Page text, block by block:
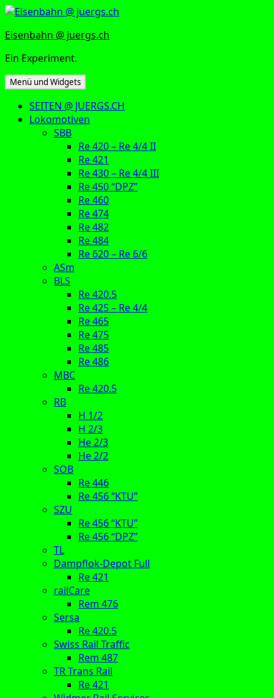
Zum
springen
Eisenbahn @ juergs.ch
Ein Experiment.
Menü und Widgets
SEITEN @ JUERGS.CH
Lokomotiven
SBB
Re 420 – Re 4/4 II
Re 421
Re 430 – Re 4/4 III
Re 450 “DPZ”
Re 460
Re 474
Re 482
Re 484
Re 620 – Re 6/6
ASm
BLS
Re 420.5
Re 425 – Re 4/4
Re 465
Re 475
Re 485
Re 486
MBC
Re 420.5
RB
H 1/2
H 2/3
He 2/3
He 2/2
SOB
Re 446
Re 456 “KTU”
SZU
Re 456 “KTU”
Re 456 “DPZ”
TL
Dampflok-Depot Full
Re 421
railCare
Rem 476
Sersa
Re 420.5
Swiss Rail Traffic
Rem 487
TR Trans Rail
Re 421